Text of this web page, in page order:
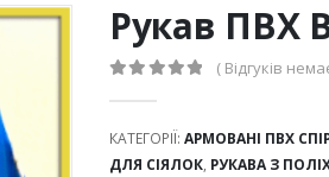
Рукав ПВХ
( Відгуків
КАТЕГОРІЇ: АРМОВАНІ ПВХ
ДЛЯ СІЯЛОК, РУКАВА З